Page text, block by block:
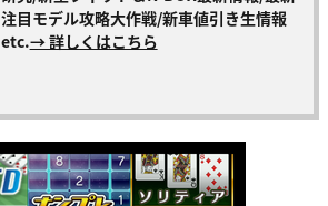
注目モデル攻略大作戦/新車値引き生情報
etc.→ 詳しくはこちら